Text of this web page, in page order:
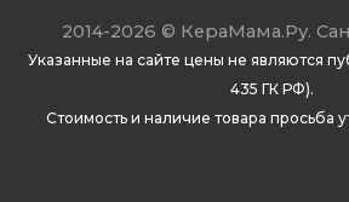
2014-2026 © КераМама.Ру.
Указанные на сайте цены не являются
435 ГК РФ).
Стоимость и наличие товара просьба